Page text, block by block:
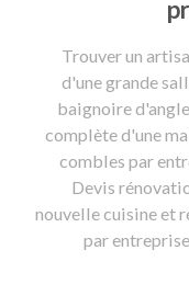
Trouver un
d'une grande
baignoire
complète d'une
combles par
Devis
nouvelle cuisine et
par